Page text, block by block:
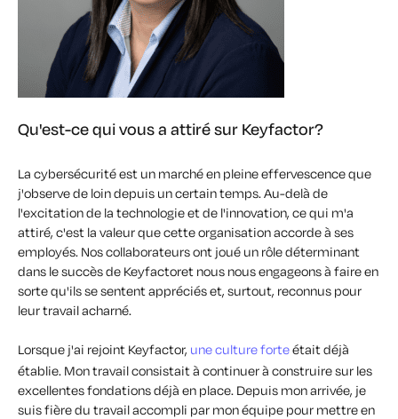
Qu'est-ce qui vous a attiré sur Keyfactor?
La cybersécurité est un marché en pleine effervescence que
j'observe de loin depuis un certain temps. Au-delà de
l'excitation de la technologie et de l'innovation, ce qui m'a
attiré, c'est la valeur que cette organisation accorde à ses
employés. Nos collaborateurs ont joué un rôle déterminant
dans le succès de Keyfactoret nous nous engageons à faire en
sorte qu'ils se sentent appréciés et, surtout, reconnus pour
leur travail acharné.
Lorsque j'ai rejoint Keyfactor, une culture forteétait déjà
établie. Mon travail consistait à continuer à construire sur les
excellentes fondations déjà en place. Depuis mon arrivée, je
suis fière du travail accompli par mon équipe pour mettre en